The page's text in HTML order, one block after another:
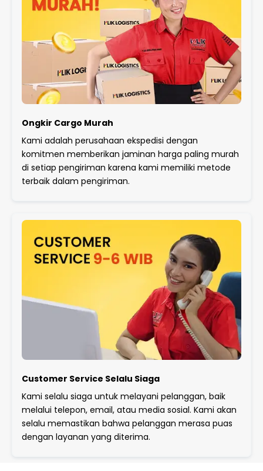
Ongkir Cargo Murah
Kami adalah perusahaan ekspedisi dengan
komitmen memberikan jaminan harga paling murah
di setiap pengiriman karena kami memiliki metode
terbaik dalam pengiriman.
Customer Service Selalu Siaga
Kami selalu siaga untuk melayani pelanggan, baik
melalui telepon, email, atau media sosial. Kami akan
selalu memastikan bahwa pelanggan merasa puas
dengan layanan yang diterima.